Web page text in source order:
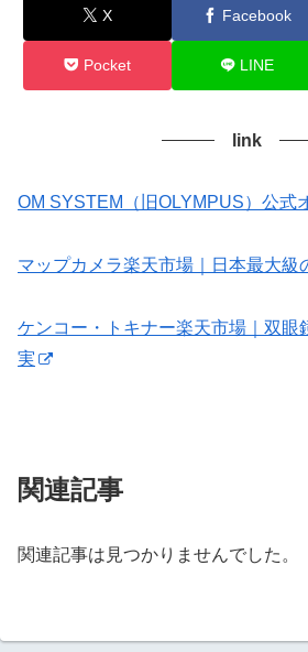
X Facebook
Pocket LINE
link
OM SYSTEM（旧OLYMPUS）公式
マップカメラ楽天市場｜日本最大級
ケンコー・トキナー楽天市場｜双眼
実
関連記事
関連記事は見つかりませんでした。